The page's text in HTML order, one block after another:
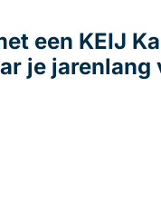
een KEIJ
je jarenlang